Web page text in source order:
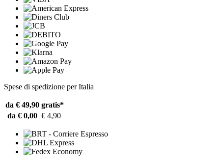
Spese di spedizione per Italia
da € 49,90 gratis*
da € 0,00 € 4,90